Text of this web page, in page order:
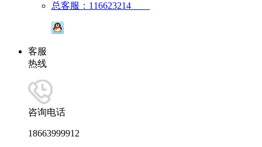
总客服：116623214
客服
热线
咨询电话
18663999912